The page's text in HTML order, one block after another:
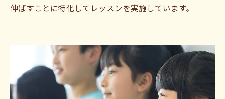
伸ばすことに特化してレッスンを実施しています。